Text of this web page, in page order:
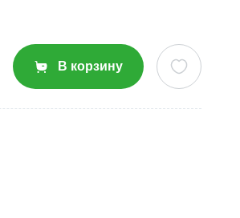
В корзину